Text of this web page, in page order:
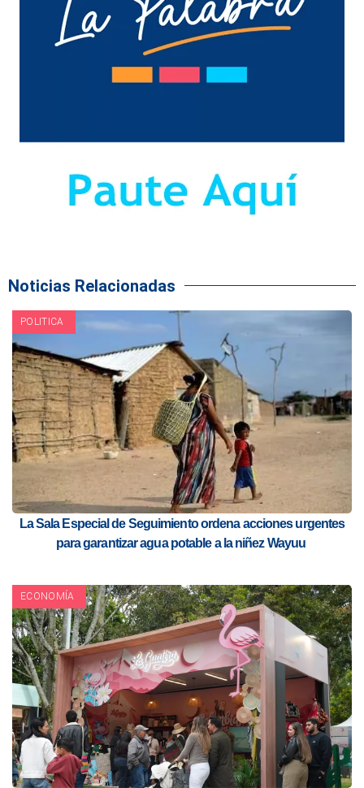
Noticias Relacionadas
POLITICA
La Sala Especial de Seguimiento ordena acciones urgentes
para garantizar agua potable a la niñez Wayuu
ECONOMÍA